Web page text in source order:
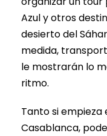
Azul y otros
desierto del
medida,
le mostrarán lo
ritmo.
Tanto si empieza
Casablanca,